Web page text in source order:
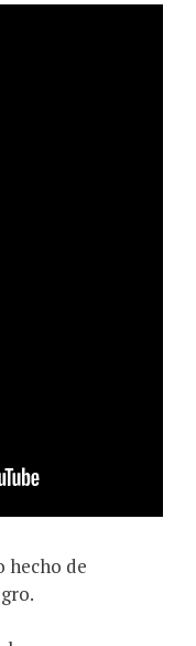
hecho de